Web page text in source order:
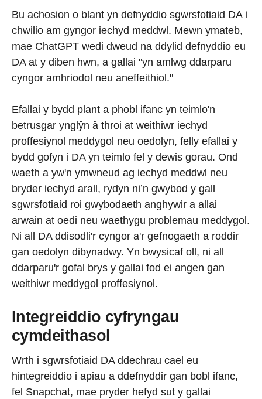
Bu achosion o blant yn defnyddio sgwrsfotiaid DA i
chwilio am gyngor iechyd meddwl. Mewn ymateb,
mae ChatGPT wedi dweud na ddylid defnyddio eu
DA at y diben hwn, a gallai "yn amlwg ddarparu
cyngor amhriodol neu aneffeithiol."
Efallai y bydd plant a phobl ifanc yn teimlo'n
betrusgar ynglŷn â throi at weithiwr iechyd
proffesiynol meddygol neu oedolyn, felly efallai y
bydd gofyn i DA yn teimlo fel y dewis gorau. Ond
waeth a yw'n ymwneud ag iechyd meddwl neu
bryder iechyd arall, rydyn ni’n gwybod y gall
sgwrsfotiaid roi gwybodaeth anghywir a allai
arwain at oedi neu waethygu problemau meddygol.
Ni all DA ddisodli'r cyngor a'r gefnogaeth a roddir
gan oedolyn dibynadwy. Yn bwysicaf oll, ni all
ddarparu'r gofal brys y gallai fod ei angen gan
weithiwr meddygol proffesiynol.
Integreiddio cyfryngau
cymdeithasol
Wrth i sgwrsfotiaid DA ddechrau cael eu
hintegreiddio i apiau a ddefnyddir gan bobl ifanc,
fel Snapchat, mae pryder hefyd sut y gallai